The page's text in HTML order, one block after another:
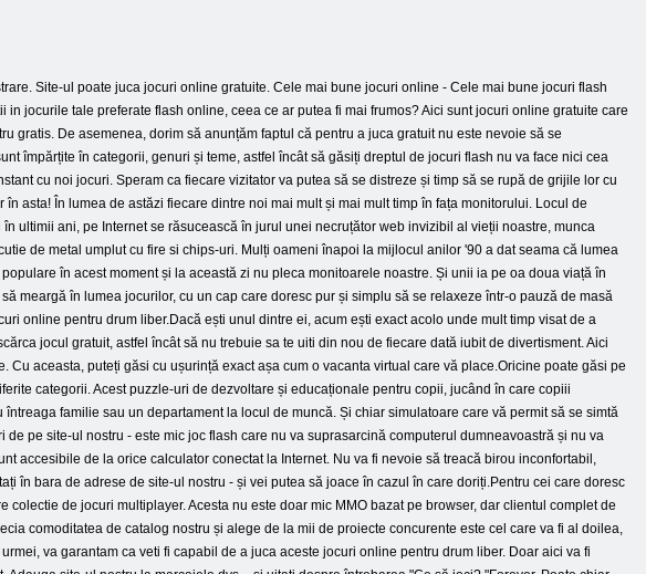
Site-ul poate juca jocuri online gratuite. Cele mai bune jocuri online - Cele mai bune jocuri flash
jocurile tale preferate flash online, ceea ce ar putea fi mai frumos? Aici sunt jocuri online gratuite care
gratis. De asemenea, dorim să anunțăm faptul că pentru a juca gratuit nu este nevoie să se
împărțite în categorii, genuri și teme, astfel încât să găsiți dreptul de jocuri flash nu va face nici cea
cu noi jocuri. Speram ca fiecare vizitator va putea să se distreze și timp să se rupă de grijile lor cu
asta! În lumea de astăzi fiecare dintre noi mai mult și mai mult timp în fața monitorului. Locul de
ultimii ani, pe Internet se răsucească în jurul unei necruțător web invizibil al vieții noastre, munca
de metal umplut cu fire si chips-uri. Mulți oameni înapoi la mijlocul anilor '90 a dat seama că lumea
în acest moment și la această zi nu pleca monitoarele noastre. Și unii ia pe oa doua viață în
meargă în lumea jocurilor, cu un cap care doresc pur și simplu să se relaxeze într-o pauză de masă
online pentru drum liber.Dacă ești unul dintre ei, acum ești exact acolo unde mult timp visat de a
jocul gratuit, astfel încât să nu trebuie sa te uiti din nou de fiecare dată iubit de divertisment. Aici
aceasta, puteți găsi cu ușurință exact așa cum o vacanta virtual care vă place.Oricine poate găsi pe
categorii. Acest puzzle-uri de dezvoltare și educaționale pentru copii, jucând în care copiii
familie sau un departament la locul de muncă. Și chiar simulatoare care vă permit să se simtă
pe site-ul nostru - este mic joc flash care nu va suprasarcină computerul dumneavoastră și nu va
accesibile de la orice calculator conectat la Internet. Nu va fi nevoie să treacă birou inconfortabil,
în bara de adrese de site-ul nostru - și vei putea să joace în cazul în care doriți.Pentru cei care doresc
de jocuri multiplayer. Acesta nu este doar mic MMO bazat pe browser, dar clientul complet de
comoditatea de catalog nostru și alege de la mii de proiecte concurente este cel care va fi al doilea,
va garantam ca veti fi capabil de a juca aceste jocuri online pentru drum liber. Doar aici va fi